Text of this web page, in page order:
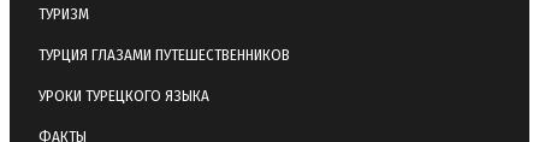
ТУРИЗМ
ТУРЦИЯ ГЛАЗАМИ ПУТЕШЕСТВЕННИКОВ
УРОКИ ТУРЕЦКОГО ЯЗЫКА
ФАКТЫ